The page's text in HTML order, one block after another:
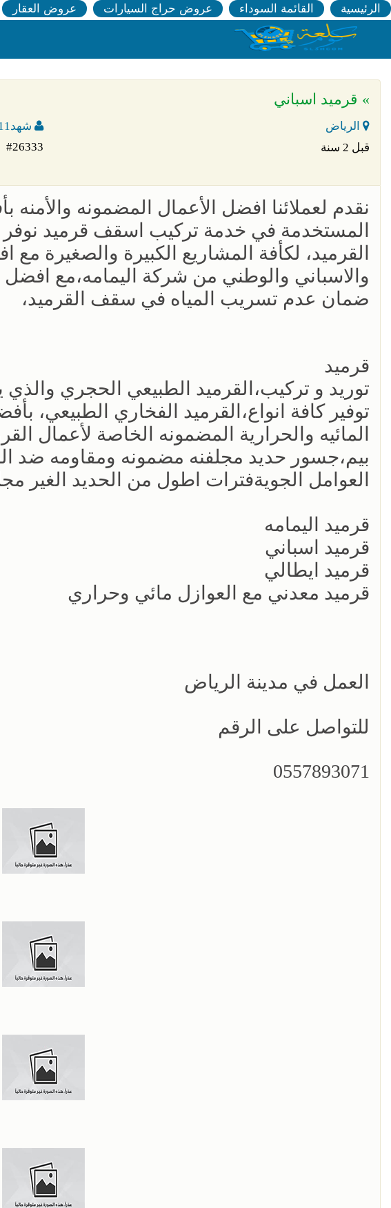
الرئيسية القائمة السوداء عروض حراج السيارات عروض العقار
» قرميد اسباني
الرياض
شهد111
قبل 2 سنة
#26333
نقدم لعملائنا افضل الأعمال المضمونه
المستخدمة في خدمة تركيب اسقف قرميد نوفر
القرميد، لكأفة المشاريع الكبيرة والصغيرة مع
والاسباني والوطني من شركة اليمامه،مع افضل
ضمان عدم تسريب المياه في سقف القرميد،
قرميد
توريد و تركيب،القرميد الطبيعي الحجري والذي
توفير كافة انواع،القرميد الفخاري الطبيعي،
المائيه والحرارية المضمونه الخاصة لأعمال
بيم،جسور حديد مجلفنه مضمونه ومقاومه ضد
العوامل الجويةفترات اطول من الحديد الغير
قرميد اليمامه
قرميد اسباني
قرميد ايطالي
قرميد معدني مع العوازل مائي وحراري
العمل في مدينة الرياض
للتواصل على الرقم
0557893071